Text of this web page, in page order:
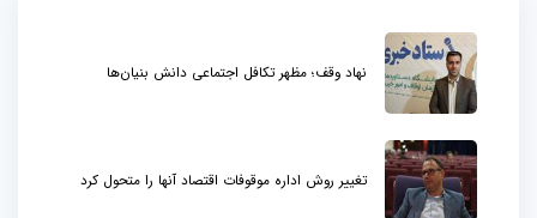
نهاد وقف؛ مظهر تکافل اجتماعی دانش بنیان‌ها
تغییر روش اداره موقوفات اقتصاد آنها را متحول کرد